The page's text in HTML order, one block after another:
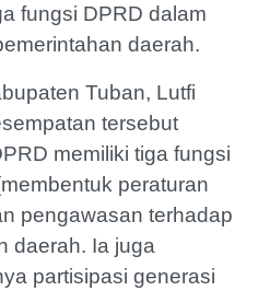
fungsi DPRD dalam
daerah.
Tuban, Lutfi
tersebut
memiliki tiga fungsi
peraturan
pengawasan terhadap
daerah. Ia juga
partisipasi generasi